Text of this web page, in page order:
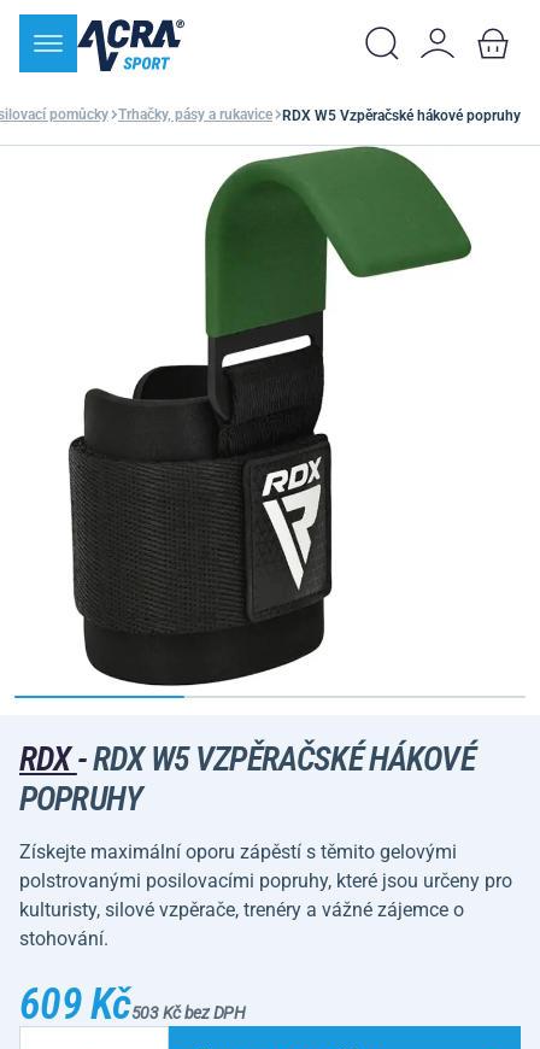
pomůcky Trhačky, pásy a rukavice RDX W5 Vzpěračské hákové popruhy
RDX-RDX W5 VZPĚRAČSKÉ HÁKOVÉ
POPRUHY
Získejte maximální oporu zápěstí s těmito gelovými
polstrovanými posilovacími popruhy, které jsou určeny pro
kulturisty, silové vzpěrače, trenéry a vážné zájemce o
stohování.
609 Kč503 Kč bez DPH